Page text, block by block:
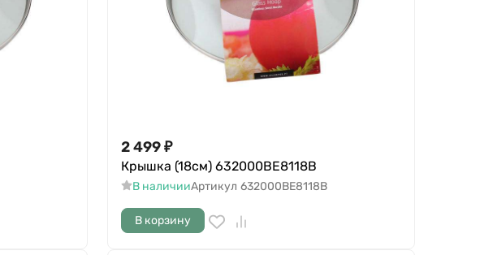
2 499₽
Крышка (18см) 632000BE8118B
В наличииАртикул 632000BE8118B
В корзину